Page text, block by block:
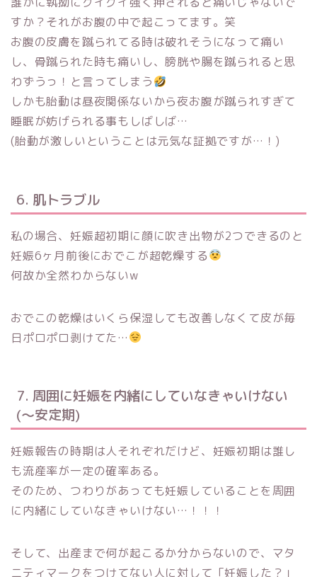
すか？それがお腹の中で起こってます。笑
お腹の皮膚を蹴られてる時は破れそうになって痛い
し、骨蹴られた時も痛いし、膀胱や腸を蹴られると思
わずうっ！と言ってしまう
しかも胎動は昼夜関係ないから夜お腹が蹴られすぎて
睡眠が妨げられる事もしばしば…
(胎動が激しいということは元気な証拠ですが…！)
6. 肌トラブル
私の場合、妊娠超初期に顔に吹き出物が2つできるのと
妊娠6ヶ月前後におでこが超乾燥する
何故か全然わからないw
おでこの乾燥はいくら保湿しても改善しなくて皮が毎
日ポロポロ剥けてた…
7. 周囲に妊娠を内緒にしていなきゃいけない
(〜安定期)
妊娠報告の時期は人それぞれだけど、妊娠初期は誰し
も流産率が一定の確率ある。
そのため、つわりがあっても妊娠していることを周囲
に内緒にしていなきゃいけない…！！！
そして、出産まで何が起こるか分からないので、マタ
ニティマークをつけてない人に対して「妊娠した？」